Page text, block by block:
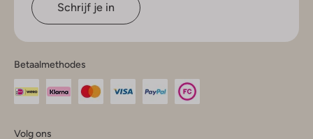
Schrijf je in
Betaalmethodes
Volg ons